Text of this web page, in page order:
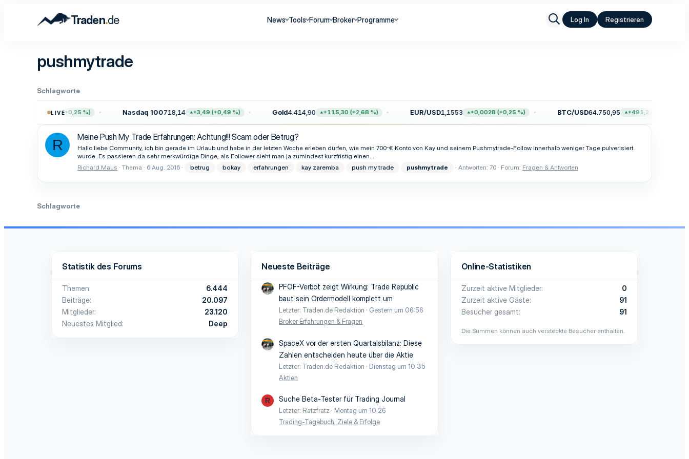
Traden.de News Tools Forum Broker Programme Log In Registrieren
pushmytrade
Schlagworte
LIVE
+19,58 (+0,25 %) Nasdaq 100718,14 +3,49 (+0,49 %) Gold4.414,90 +115,30 (+2,68 %) EUR/USD1,1553 +0,0028 (+0,25 %) BTC/USD64.750,95 +491,27 (+0,76 %)
R Meine Push My Trade Erfahrungen: Achtung!!! Scam oder Betrug?
Hallo liebe Community, ich bin gerade im Urlaub und habe in der letzten Woche erleben dürfen, wie mein 700-€ Konto von Kay und seinem Pushmytrade-Follow innerhalb weniger Tage pulverisiert
wurde. Es passieren da sehr merkwürdige Dinge, als Follower sieht man ja zumindest kurzfristig einen...
Richard Maus
Thema 6 Aug. 2016 betrug bokay erfahrungen kay zaremba push my trade pushmytrade Antworten: 70 Forum: Fragen & Antworten
Schlagworte
Statistik des Forums
Themen
6.444
Beiträge
20.097
Mitglieder
23.120
Neuestes Mitglied
Deep
Neueste Beiträge
PFOF-Verbot zeigt Wirkung: Trade Republic
baut sein Ordermodell komplett um
Letzter: Traden.de Redaktion
Gestern um 06:56
Broker Erfahrungen & Fragen
SpaceX vor der ersten Quartalsbilanz: Diese
Zahlen entscheiden heute über die Aktie
Letzter: Traden.de Redaktion
Dienstag um 10:35
Aktien
R Suche Beta-Tester für Trading Journal
Letzter: Ratzfratz
Montag um 10:26
Trading-Tagebuch, Ziele & Erfolge
Online-Statistiken
Zurzeit aktive Mitglieder
0
Zurzeit aktive Gäste
91
Besucher gesamt
91
Die Summen können auch versteckte Besucher enthalten.